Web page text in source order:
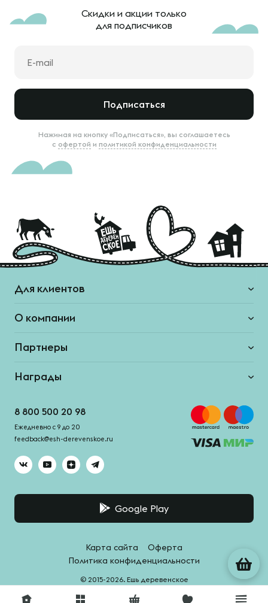
Скидки и акции только
для подписчиков
Подписаться
Нажимая на кнопку «Подписаться», вы соглашаетесь
с офертой и политикой конфиденциальности
Для клиентов
О компании
Партнеры
Награды
8 800 500 20 98
Ежедневно с 9 до 20
feedback@esh-derevenskoe.ru
Google Play
© 2015-2026. Ешь деревенское
Карта сайта
Оферта
Политика конфиденциальности
Система качества - HACCPro